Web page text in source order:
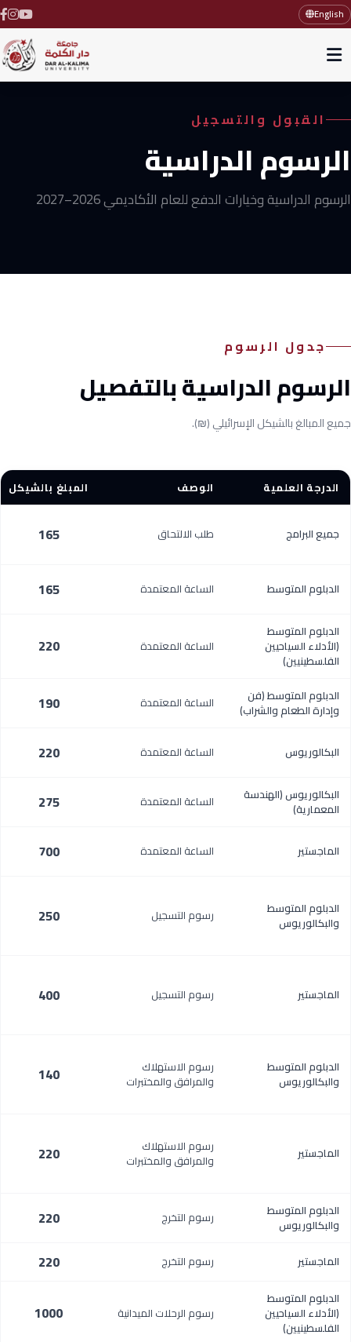
English
القبول والتسجيل
الرسوم الدراسية
الرسوم الدراسية وخيارات الدفع للعام الأكاديمي 2026–2027
جدول الرسوم
الرسوم الدراسية بالتفصيل
جميع المبالغ بالشيكل الإسرائيلي (₪).
الدرجة العلمية الوصف المبلغ بالشيكل
جميع البرامج طلب الالتحاق 165
الدبلوم المتوسط الساعة المعتمدة 165
الدبلوم المتوسط
(الأدلاء السياحيين
الفلسطينيين)
الساعة المعتمدة 220
الدبلوم المتوسط (فن
وإدارة الطعام والشراب) الساعة المعتمدة 190
البكالوريوس الساعة المعتمدة 220
البكالوريوس (الهندسة
المعمارية) الساعة المعتمدة 275
الماجستير الساعة المعتمدة 700
الدبلوم المتوسط
والبكالوريوس رسوم التسجيل 250
الماجستير رسوم التسجيل 400
الدبلوم المتوسط
والبكالوريوس
رسوم الاستهلاك
والمرافق والمختبرات 140
الماجستير رسوم الاستهلاك
والمرافق والمختبرات 220
الدبلوم المتوسط
والبكالوريوس رسوم التخرج 220
الماجستير رسوم التخرج 220
الدبلوم المتوسط
(الأدلاء السياحيين
الفلسطينيين)
رسوم الرحلات الميدانية 1000